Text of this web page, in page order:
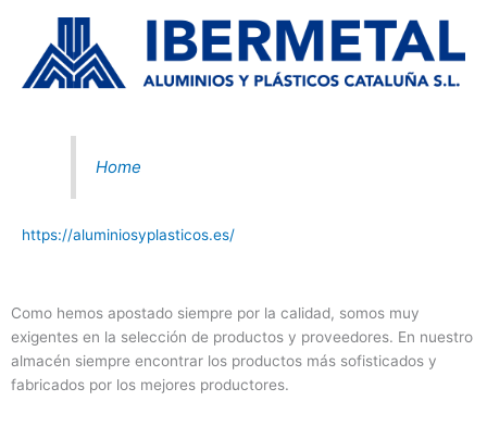
Home
https://aluminiosyplasticos.es/
Como hemos apostado siempre por la calidad, somos muy
exigentes en la selección de productos y proveedores. En nuestro
almacén siempre encontrar los productos más sofisticados y
fabricados por los mejores productores.